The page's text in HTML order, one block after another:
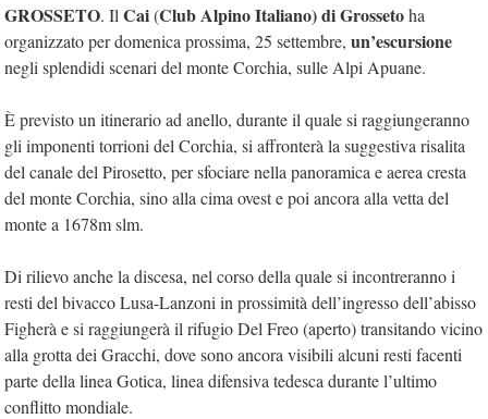
GROSSETO. Il Cai(Club Alpino Italiano) di Grossetoha
organizzato per domenica prossima, 25 settembre, un’escursione
negli splendidi scenari del monte Corchia, sulle Alpi Apuane.
È previsto un itinerario ad anello, durante il quale si raggiungeranno
gli imponenti torrioni del Corchia, si affronterà la suggestiva risalita
del canale del Pirosetto, per sfociare nella panoramica e aerea cresta
del monte Corchia, sino alla cima ovest e poi ancora alla vetta del
monte a 1678m slm.
Di rilievo anche la discesa, nel corso della quale si incontreranno i
resti del bivacco Lusa-Lanzoni in prossimità dell’ingresso dell’abisso
Figherà e si raggiungerà il rifugio Del Freo (aperto) transitando vicino
alla grotta dei Gracchi, dove sono ancora visibili alcuni resti facenti
parte della linea Gotica, linea difensiva tedesca durante l’ultimo
conflitto mondiale.